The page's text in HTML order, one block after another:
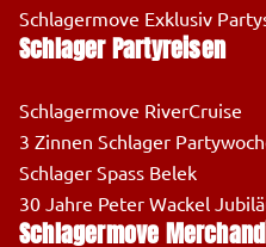
Schlagermove Exklusiv
Schlager Partyreisen
Schlagermove RiverCruise
3 Zinnen Schlager
Schlager Spass Belek
30 Jahre Peter Wackel
Schlagermove